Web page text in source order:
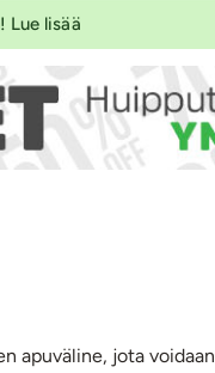
Lue lisää
apuväline, jota voidaan